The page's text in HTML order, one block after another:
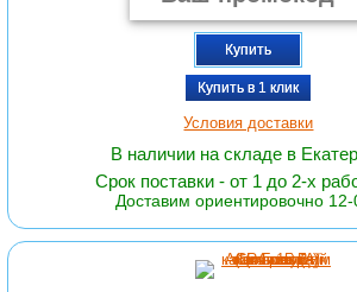
Купить
Купить в 1 клик
Условия доставки
В наличии на складе в
Срок поставки - от 1 до 2-х
Доставим ориентировочно